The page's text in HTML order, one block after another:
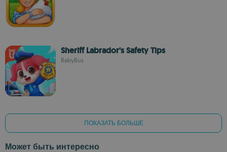
Sheriff Labrador's Safety Tips
BabyBus
ПОКАЗАТЬ БОЛЬШЕ
Может быть интересно